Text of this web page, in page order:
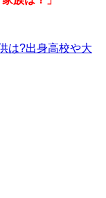
は?出身高校や大